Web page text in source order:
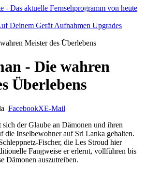
Deinem Gerät Aufnahmen Upgrades
- Die wahren
Überlebens
FacebookXE-Mail
sich der Glaube an Dämonen und ihren
die Inselbewohner auf Sri Lanka gehalten.
Fischer, die Les Stroud hier
Fangweise er erlernt, vollführen bis
Dämonen auszutreiben.